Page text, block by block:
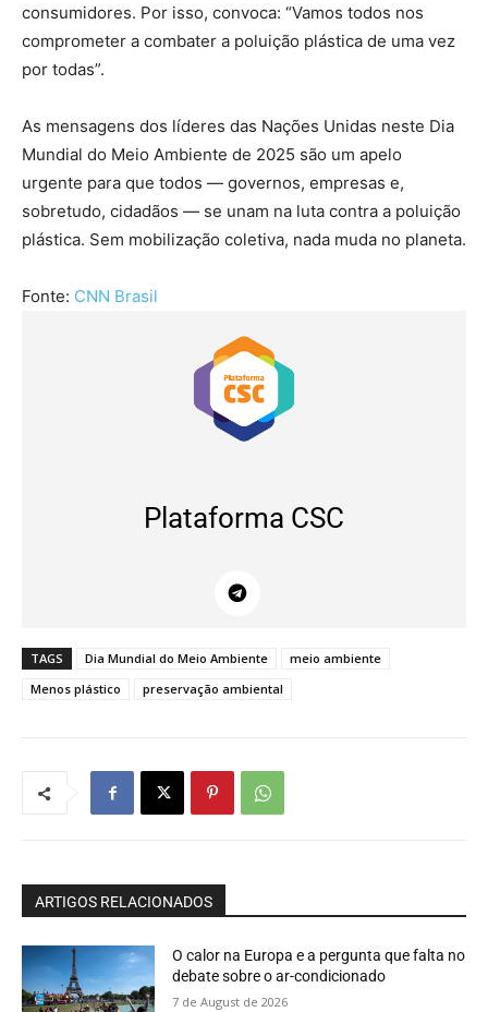
consumidores. Por isso, convoca: “Vamos todos nos
comprometer a combater a poluição plástica de uma vez
por todas”.
As mensagens dos líderes das Nações Unidas neste Dia
Mundial do Meio Ambiente de 2025 são um apelo
urgente para que todos — governos, empresas e,
sobretudo, cidadãos — se unam na luta contra a poluição
plástica. Sem mobilização coletiva, nada muda no planeta.
Fonte: CNN Brasil
Plataforma CSC
TAGS Dia Mundial do Meio Ambiente
meio ambiente
Menos plástico
preservação ambiental
ARTIGOS RELACIONADOS
O calor na Europa e a pergunta que falta no
debate sobre o ar-condicionado
7 de August de 2026